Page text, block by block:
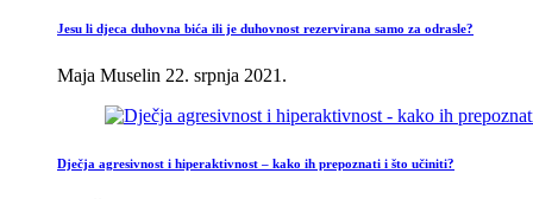
Jesu li djeca duhovna bića ili je duhovnost rezervirana samo za odrasle?
Maja Muselin 22. srpnja 2021.
Dječja agresivnost i hiperaktivnost – kako ih prepoznati i što učiniti?